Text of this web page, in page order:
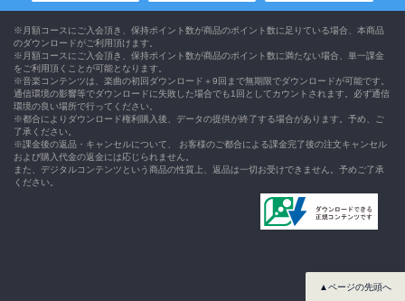
※月額コースにご入会頂き、保持ポイント数が商品のポイント数に足りている場合、本商品
のダウンロードがご利用頂けます。
※月額コースにご入会頂き、保持ポイント数が商品のポイント数に満たない場合、単一課金
をご利用頂くことが可能となります。
※音楽コンテンツは、楽曲の初回ダウンロード＋9回まで無期限でダウンロードが可能です。
通信環境の影響等でダウンロードに失敗した場合でも1回としてカウントされます。必ず通信
環境の良い場所で行ってください。
※都合によりダウンロード権利購入後、データの提供が終了する場合があります。予め、ご
了承ください。
※課金後の返品・キャンセルについて、 お客様のご都合による課金完了後の注文キャンセル
および購入代金の返金には応じられません。
また、デジタルコンテンツという商品の性質上、返品は一切お受けできません。予めご了承
ください。
▲ページの先頭へ